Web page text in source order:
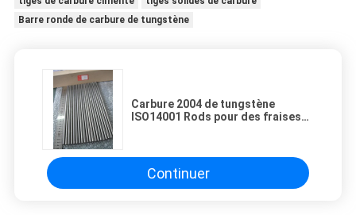
Barre ronde de carbure de tungstène
Carbure 2004 de tungstène
ISO14001 Rods pour des fraises
Continuer